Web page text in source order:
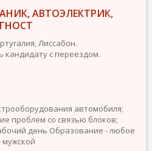
АВТОЭЛЕКТРИК,
Лиссабон.
с переездом.
автомобиля;
проблем со связью блоков;
день Образование - любое
мужской